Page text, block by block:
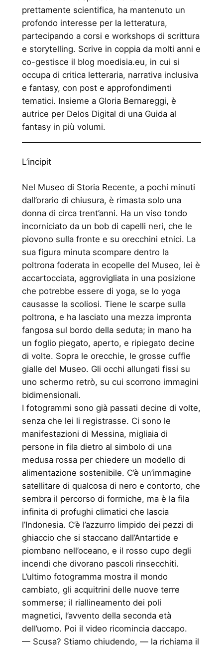
prettamente scientifica, ha mantenuto un
profondo interesse per la letteratura,
partecipando a corsi e workshops di scrittura
e storytelling. Scrive in coppia da molti anni e
co-gestisce il blog moedisia.eu, in cui si
occupa di critica letteraria, narrativa inclusiva
e fantasy, con post e approfondimenti
tematici. Insieme a Gloria Bernareggi, è
autrice per Delos Digital di una Guida al
fantasy in più volumi.
L’incipit
Nel Museo di Storia Recente, a pochi minuti
dall’orario di chiusura, è rimasta solo una
donna di circa trent’anni. Ha un viso tondo
incorniciato da un bob di capelli neri, che le
piovono sulla fronte e su orecchini etnici. La
sua figura minuta scompare dentro la
poltrona foderata in ecopelle del Museo, lei è
accartocciata, aggrovigliata in una posizione
che potrebbe essere di yoga, se lo yoga
causasse la scoliosi. Tiene le scarpe sulla
poltrona, e ha lasciato una mezza impronta
fangosa sul bordo della seduta; in mano ha
un foglio piegato, aperto, e ripiegato decine
di volte. Sopra le orecchie, le grosse cuffie
gialle del Museo. Gli occhi allungati fissi su
uno schermo retrò, su cui scorrono immagini
bidimensionali.
I fotogrammi sono già passati decine di volte,
senza che lei li registrasse. Ci sono le
manifestazioni di Messina, migliaia di
persone in fila dietro al simbolo di una
medusa rossa per chiedere un modello di
alimentazione sostenibile. C’è un’immagine
satellitare di qualcosa di nero e contorto, che
sembra il percorso di formiche, ma è la fila
infinita di profughi climatici che lascia
l’Indonesia. C’è l’azzurro limpido dei pezzi di
ghiaccio che si staccano dall’Antartide e
piombano nell’oceano, e il rosso cupo degli
incendi che divorano pascoli rinsecchiti.
L’ultimo fotogramma mostra il mondo
cambiato, gli acquitrini delle nuove terre
sommerse; il riallineamento dei poli
magnetici, l’avvento della seconda età
dell’uomo. Poi il video ricomincia daccapo.
— Scusa? Stiamo chiudendo, — la richiama il